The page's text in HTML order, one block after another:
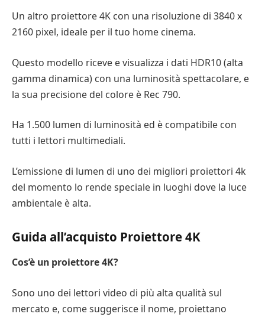
Un altro proiettore 4K con una risoluzione di 3840 x
2160 pixel, ideale per il tuo home cinema.
Questo modello riceve e visualizza i dati HDR10 (alta
gamma dinamica) con una luminosità spettacolare, e
la sua precisione del colore è Rec 790.
Ha 1.500 lumen di luminosità ed è compatibile con
tutti i lettori multimediali.
L’emissione di lumen di uno dei migliori proiettori 4k
del momento lo rende speciale in luoghi dove la luce
ambientale è alta.
Guida all’acquisto Proiettore 4K
Cos’è un proiettore 4K?
Sono uno dei lettori video di più alta qualità sul
mercato e, come suggerisce il nome, proiettano